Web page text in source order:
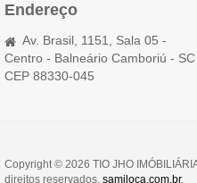
Endereço
Av. Brasil, 1151, Sala 05 -
Centro - Balneário Camboriú - SC
CEP 88330-045
Copyright © 2026 TIO JHO
direitos reservados. samiloca.com.br.